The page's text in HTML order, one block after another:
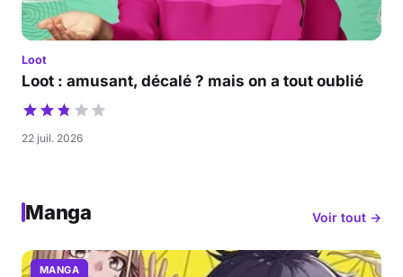
Loot
Loot : amusant, décalé ? mais on a tout oublié
22 juil. 2026
Manga Voir tout →
MANGA